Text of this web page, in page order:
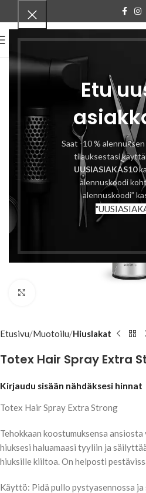
Etu
Saat -10 %
tilauksestasi
UUSIASIAKAS10
alennuskoodi
alennuskoodi”
VALIKKO
Etusivu Muotoilu Hiuslakat
Totex Hair Spray Extra
Kirjaudu sisään nähdäksesi hinnat
Totex Hair Spray Extra Strong
Tehokkaan koostumuksensa
hiuksesi haluamaasi tyyliin ja
hiuksille kiiltoa. On helposti
Käyttö: Pidä pullo pystyasennossa ja